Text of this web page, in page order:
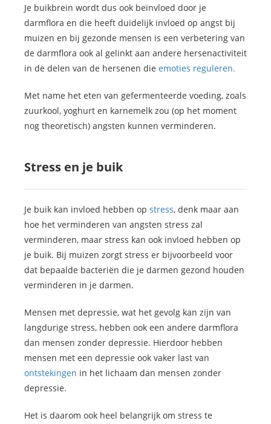
Je buikbrein wordt dus ook beïnvloed door je
darmflora en die heeft duidelijk invloed op angst bij
muizen en bij gezonde mensen is een verbetering van
de darmflora ook al gelinkt aan andere hersenactiviteit
in de delen van de hersenen die emoties reguleren.
Met name het eten van gefermenteerde voeding, zoals
zuurkool, yoghurt en karnemelk zou (op het moment
nog theoretisch) angsten kunnen verminderen.
Stress en je buik
Je buik kan invloed hebben op stress, denk maar aan
hoe het verminderen van angsten stress zal
verminderen, maar stress kan ook invloed hebben op
je buik. Bij muizen zorgt stress er bijvoorbeeld voor
dat bepaalde bacteriën die je darmen gezond houden
verminderen in je darmen.
Mensen met depressie, wat het gevolg kan zijn van
langdurige stress, hebben ook een andere darmflora
dan mensen zonder depressie. Hierdoor hebben
mensen met een depressie ook vaker last van
ontstekingen in het lichaam dan mensen zonder
depressie.
Het is daarom ook heel belangrijk om stress te